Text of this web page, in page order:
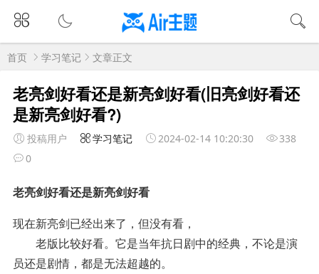
首页 学习笔记 文章正文
老亮剑好看还是新亮剑好看(旧亮剑好看还
是新亮剑好看?)
投稿用户 学习笔记 2024-02-14 10:20:30
338
0
老亮剑好看还是新亮剑好看
现在新亮剑已经出来了，但没有看，
老版比较好看。它是当年抗日剧中的经典，不论是演
员还是剧情，都是无法超越的。